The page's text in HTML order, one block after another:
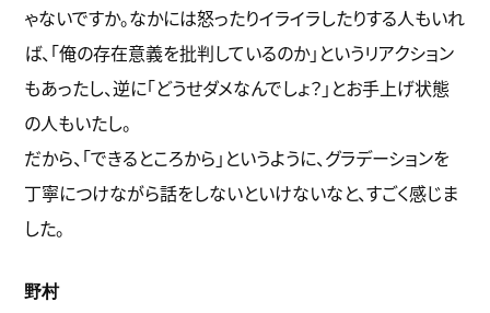
ゃないですか。なかには怒ったりイライラしたりする人もいれ
ば、「俺の存在意義を批判しているのか」というリアクション
もあったし、逆に「どうせダメなんでしょ？」とお手上げ状態
の人もいたし。
だから、「できるところから」というように、グラデーションを
丁寧につけながら話をしないといけないなと、すごく感じま
した。
野村